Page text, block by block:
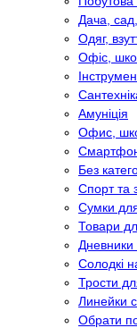
Дача,
Одяг,
Офіс,
Амуніція
Офис,
Без
Спорт та
Сумки
Товари
Солодкі
Трости
Линейки
Обрати